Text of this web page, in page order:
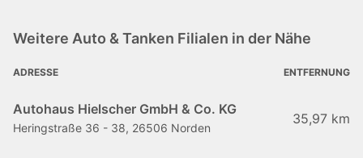
Weitere Auto & Tanken Filialen in der Nähe
ADRESSE ENTFERNUNG
Autohaus Hielscher GmbH & Co. KG
Heringstraße 36 - 38, 26506 Norden
35,97 km